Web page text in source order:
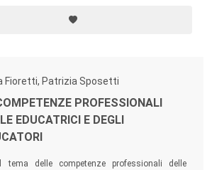
Fioretti, Patrizia Sposetti
PROFESSIONALI
EDUCATRICI E DEGLI
tema delle competenze professionali delle